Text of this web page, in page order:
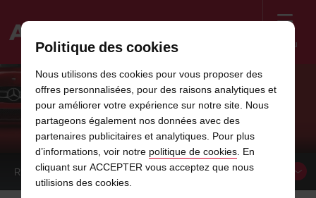
Menu
Avis
IDÉES DE VACANCES EN ITALIE - LE
SALENTO, LA PÉNINSULE ITALIENNE
RÉSERVER UNVÉHICULE
Politique des cookies
Nous utilisons des cookies pour vous proposer des
offres personnalisées, pour des raisons analytiques et
pour améliorer votre expérience sur notre site. Nous
partageons également nos données avec des
partenaires publicitaires et analytiques. Pour plus
d’informations, voir notre politique de cookies. En
cliquant sur ACCEPTER vous acceptez que nous
utilisions des cookies.